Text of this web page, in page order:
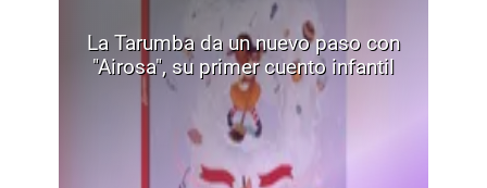
La Tarumba da un nuevo paso con
"Airosa", su primer cuento infantil